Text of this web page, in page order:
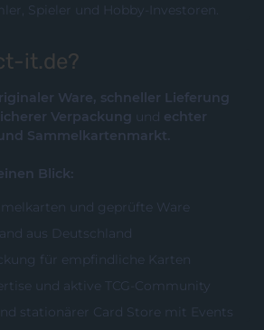
Spieler und Hobby-Investoren.
it.de?
Ware, schneller Lieferung
Verpackung und echter
Sammelkartenmarkt.
Blick:
und geprüfte Ware
aus Deutschland
für empfindliche Karten
und aktive TCG-Community
stationärer Card Store mit Events